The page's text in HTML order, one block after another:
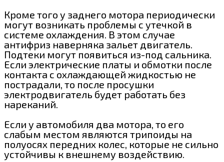
Кроме того у заднего мотора периодически
могут возникать проблемы с утечкой в
системе охлаждения. В этом случае
антифриз наверняка зальет двигатель.
Подтеки могут появиться из-под сальника.
Если электрические платы и обмотки после
контакта с охлаждающей жидкостью не
пострадали, то после просушки
электродвигатель будет работать без
нареканий.
Если у автомобиля два мотора, то его
слабым местом являются трипоиды на
полуосях передних колес, которые не сильно
устойчивы к внешнему воздействию.